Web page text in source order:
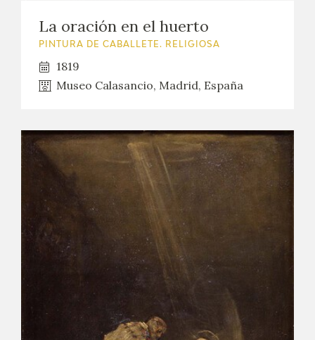
La oración en el huerto
PINTURA DE CABALLETE. RELIGIOSA
1819
Museo Calasancio, Madrid, España